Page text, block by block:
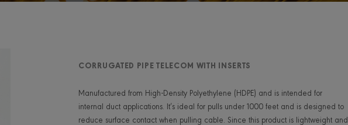
CORRUGATED PIPE TELECOM WITH INSERTS
Manufactured from High-Density Polyethylene (HDPE) and is intended for
internal duct applications. It’s ideal for pulls under 1000 feet and is designed to
reduce surface contact when pulling cable. Since this product is lightweight and